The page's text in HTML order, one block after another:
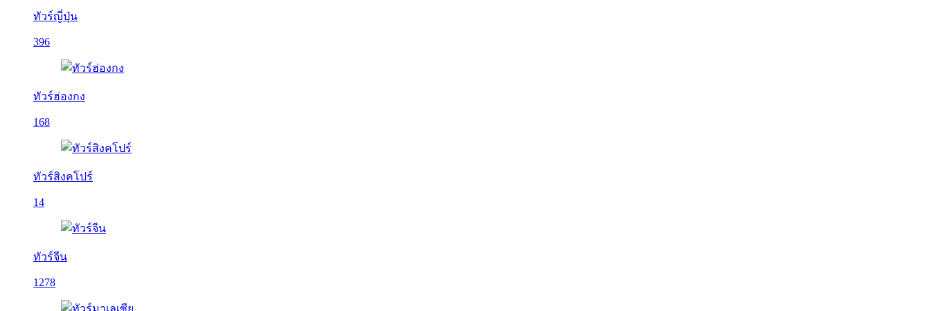
ทัวร์ญี่ปุ่น
396
ทัวร์ฮ่องกง
168
ทัวร์สิงคโปร์
14
ทัวร์จีน
1278